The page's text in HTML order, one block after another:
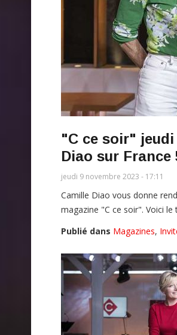
"C ce soir"
Diao sur France
jeudi 9 novembre 2023 - 17:11
Camille Diao vous donne
magazine "C ce soir". Voici
Publié dans Magazines,